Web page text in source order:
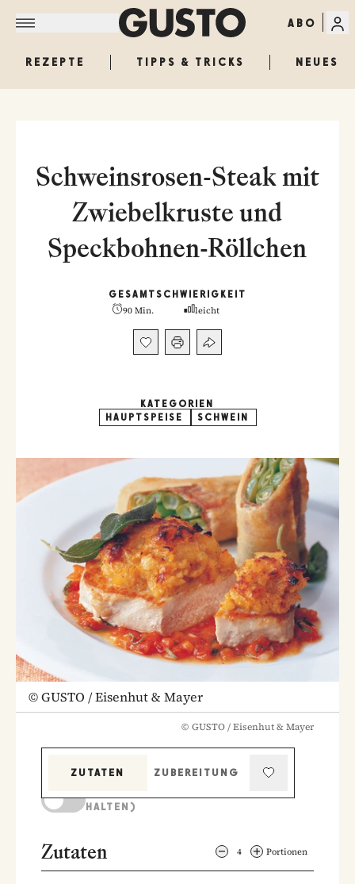
ABO
REZEPTE TIPPS & TRICKS NEUES
Schweinsrosen-Steak mit
Zwiebelkruste und
Speckbohnen-Röllchen
GESAMT
90 Min.
SCHWIERIGKEIT
leicht
KATEGORIEN
HAUPTSPEISE
SCHWEIN
©GUSTO / Eisenhut & Mayer
© GUSTO / Eisenhut & Mayer
ZUTATEN
ZUBEREITUNG
HALTEN)
Zutaten 4 Portionen